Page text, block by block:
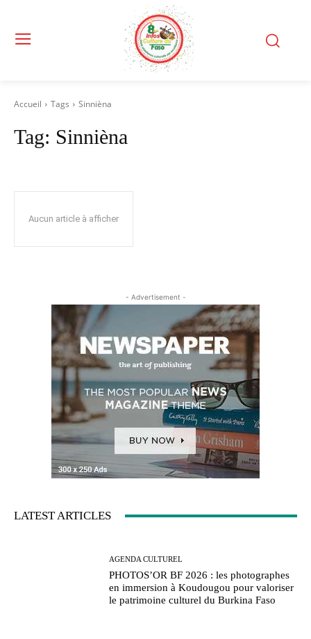
Accueil Tags Sinnièna
Tag: Sinnièna
Aucun article à afficher
- Advertisement -
LATEST ARTICLES
AGENDA CULTUREL
PHOTOS’OR BF 2026 : les photographes
en immersion à Koudougou pour valoriser
le patrimoine culturel du Burkina Faso